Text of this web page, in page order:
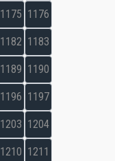
1175 1176
1182 1183
1189 1190
1196 1197
1203 1204
1210 1211